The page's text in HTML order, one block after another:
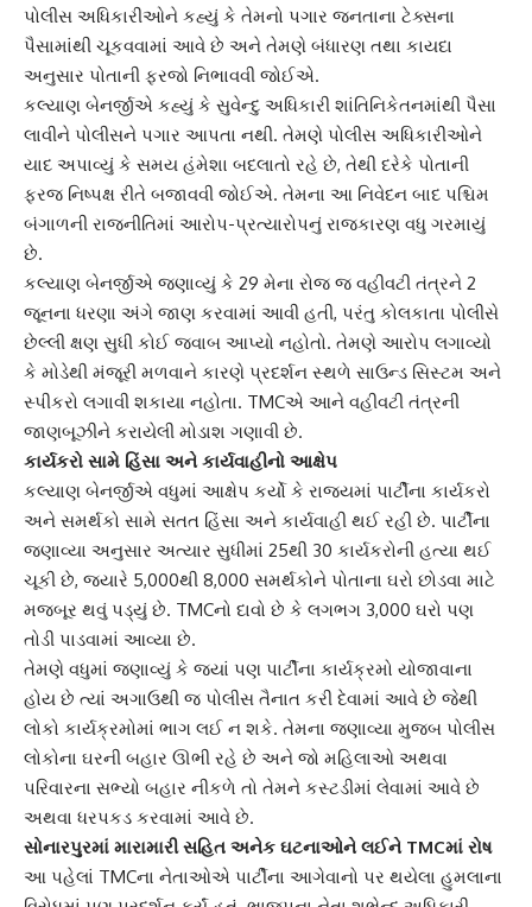
પોલીસ અધિકારીઓને કહ્યું કે તેમનો પગાર જનતાના ટેક્સના
પૈસામાંથી ચૂકવવામાં આવે છે અને તેમણે બંધારણ તથા કાયદા
અનુસાર પોતાની ફરજો નિભાવવી જોઈએ.
કલ્યાણ બેનર્જીએ કહ્યું કે સુવેન્દુ અધિકારી શાંતિનિકેતનમાંથી પૈસા
લાવીને પોલીસને પગાર આપતા નથી. તેમણે પોલીસ અધિકારીઓને
યાદ અપાવ્યું કે સમય હંમેશા બદલાતો રહે છે, તેથી દરેકે પોતાની
ફરજ નિષ્પક્ષ રીતે બજાવવી જોઈએ. તેમના આ નિવેદન બાદ પશ્ચિમ
બંગાળની રાજનીતિમાં આરોપ-પ્રત્યારોપનું રાજકારણ વધુ ગરમાયું
છે.
કલ્યાણ બેનર્જીએ જણાવ્યું કે 29 મેના રોજ જ વહીવટી તંત્રને 2
જૂનના ધરણા અંગે જાણ કરવામાં આવી હતી, પરંતુ કોલકાતા પોલીસે
છેલ્લી ક્ષણ સુધી કોઈ જવાબ આપ્યો નહોતો. તેમણે આરોપ લગાવ્યો
કે મોડેથી મંજૂરી મળવાને કારણે પ્રદર્શન સ્થળે સાઉન્ડ સિસ્ટમ અને
સ્પીકરો લગાવી શકાયા નહોતા. TMCએ આને વહીવટી તંત્રની
જાણબૂઝીને કરાયેલી મોડાશ ગણાવી છે.
કાર્યકરો સામે હિંસા અને કાર્યવાહીનો આક્ષેપ
કલ્યાણ બેનર્જીએ વધુમાં આક્ષેપ કર્યો કે રાજ્યમાં પાર્ટીના કાર્યકરો
અને સમર્થકો સામે સતત હિંસા અને કાર્યવાહી થઈ રહી છે. પાર્ટીના
જણાવ્યા અનુસાર અત્યાર સુધીમાં 25થી 30 કાર્યકરોની હત્યા થઈ
ચૂકી છે, જ્યારે 5,000થી 8,000 સમર્થકોને પોતાના ઘરો છોડવા માટે
મજબૂર થવું પડ્યું છે. TMCનો દાવો છે કે લગભગ 3,000 ઘરો પણ
તોડી પાડવામાં આવ્યા છે.
તેમણે વધુમાં જણાવ્યું કે જ્યાં પણ પાર્ટીના કાર્યક્રમો યોજાવાના
હોય છે ત્યાં અગાઉથી જ પોલીસ તૈનાત કરી દેવામાં આવે છે જેથી
લોકો કાર્યક્રમોમાં ભાગ લઈ ન શકે. તેમના જણાવ્યા મુજબ પોલીસ
લોકોના ઘરની બહાર ઊભી રહે છે અને જો મહિલાઓ અથવા
પરિવારના સભ્યો બહાર નીકળે તો તેમને કસ્ટડીમાં લેવામાં આવે છે
અથવા ધરપકડ કરવામાં આવે છે.
સોનારપુરમાં મારામારી સહિત અનેક ઘટનાઓને લઈને TMCમાં રોષ
આ પહેલાં TMCના નેતાઓએ પાર્ટીના આગેવાનો પર થયેલા હુમલાના